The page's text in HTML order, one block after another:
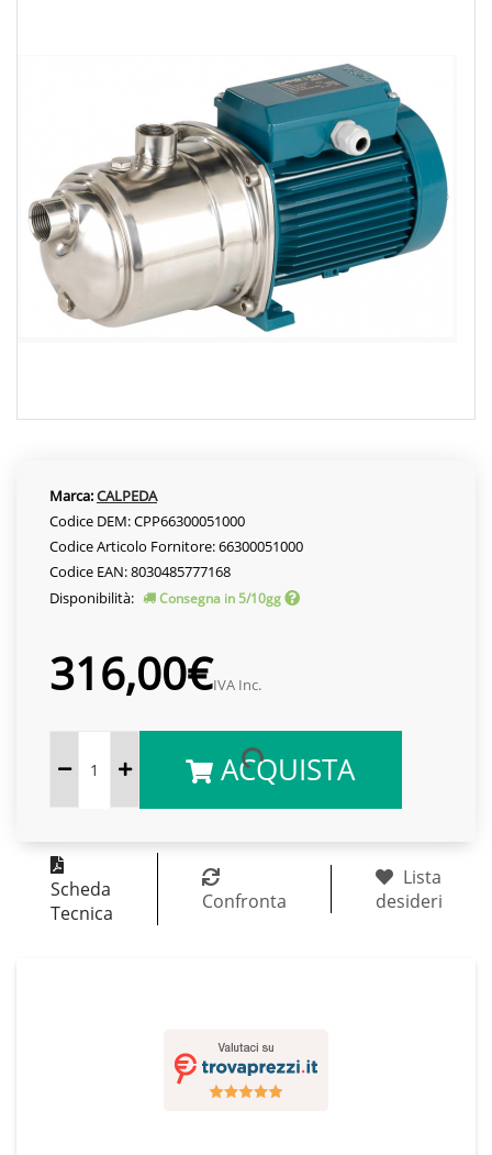
Marca:CALPEDA
Codice DEM: CPP66300051000
Codice Articolo Fornitore: 66300051000
Codice EAN: 8030485777168
Disponibilità:
Consegna in 5/10gg
316,00€IVA Inc.
ACQUISTA
Scheda
Tecnica
Confronta
Lista
desideri